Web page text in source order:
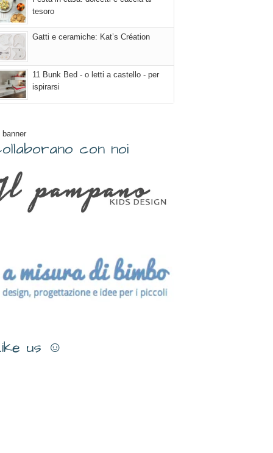
tesoro
Gatti e ceramiche: Kat’s Création
11 Bunk Bed - o letti a castello - per
ispirarsi
banner
con noi
us ☺